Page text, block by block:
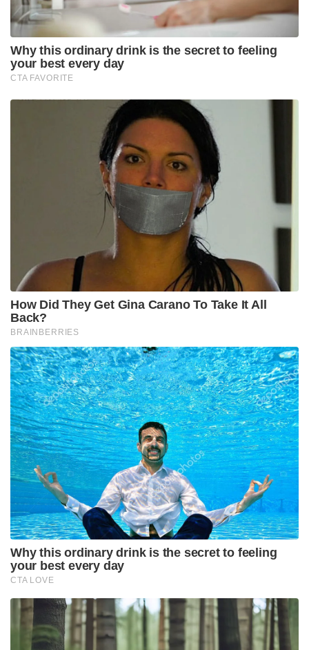
Why this ordinary drink is the secret to feeling
your best every day
CTA FAVORITE
How Did They Get Gina Carano To Take It All
Back?
BRAINBERRIES
Why this ordinary drink is the secret to feeling
your best every day
CTA LOVE